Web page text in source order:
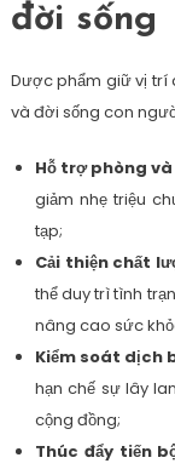
đời sống
Dược phẩm giữ vị trí
và đời sống con
Hỗ trợ phòng
giảm nhẹ triệu
tạp;
Cải thiện chất
thể duy trì tình
nâng cao sức
Kiểm soát dịch
hạn chế sự lây
cộng đồng;
Thúc đẩy tiến